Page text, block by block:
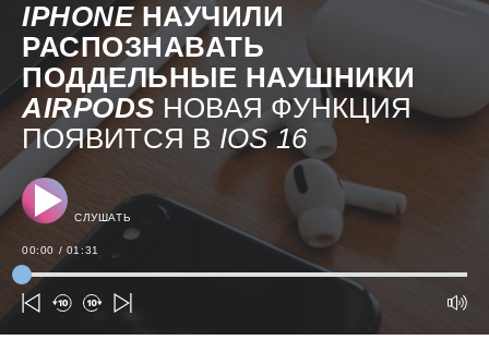
IPHONE НАУЧИЛИ
РАСПОЗНАВАТЬ
ПОДДЕЛЬНЫЕ НАУШНИКИ
AIRPODS НОВАЯ ФУНКЦИЯ
ПОЯВИТСЯ В IOS 16
СЛУШАТЬ
00:00 / 01:31